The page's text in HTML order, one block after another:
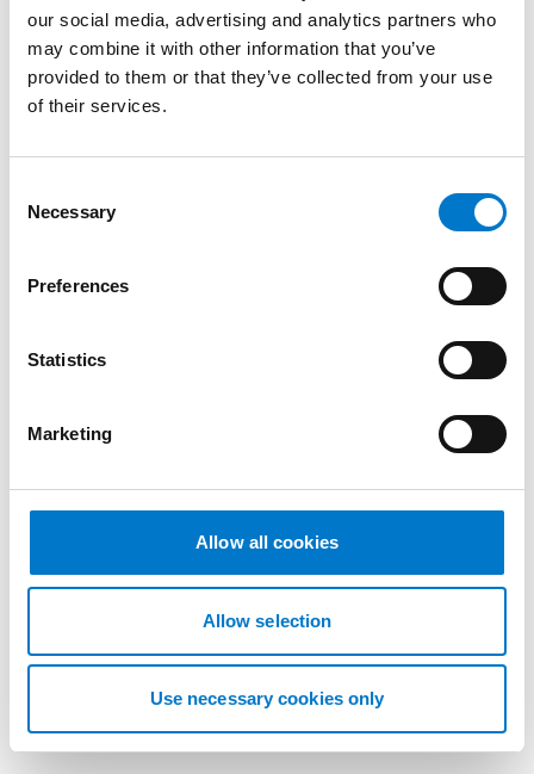
our social media, advertising and analytics partners who
may combine it with other information that you’ve
provided to them or that they’ve collected from your use
of their services.
Necessary
Preferences
Statistics
Marketing
Allow all cookies
Allow selection
Use necessary cookies only
LB200 Lichtbalken blau
Unser bisher schlankstes Modell.
LB200 Lichtbalken gelb
Unser bisher schlankstes Modell.